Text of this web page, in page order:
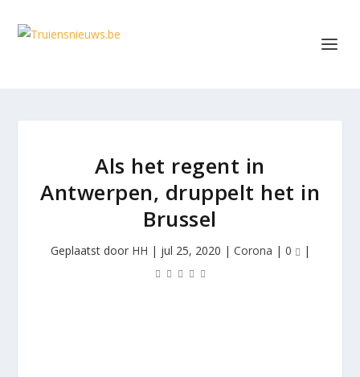
Als het regent in
Antwerpen, druppelt het in
Brussel
Geplaatst door HH | jul 25, 2020 | Corona | 0 |